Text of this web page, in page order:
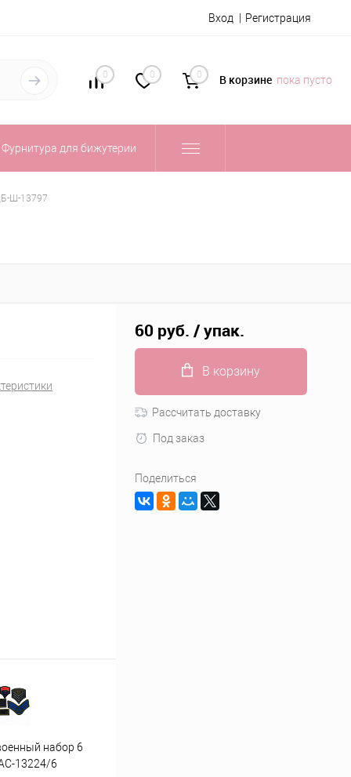
Вход Регистрация
0 0 0 В корзине пока пусто
Фурнитура для бижутерии
Ш-13797
набор 6
13224/6
60 руб. / упак.
В корзину
Рассчитать доставку
Под заказ
Поделиться